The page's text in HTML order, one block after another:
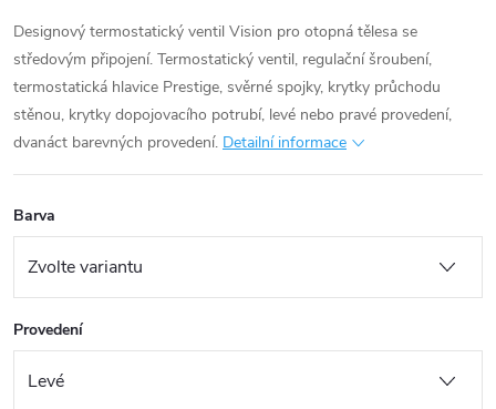
Designový termostatický ventil Vision pro otopná tělesa se
středovým připojení. Termostatický ventil, regulační šroubení,
termostatická hlavice Prestige, svěrné spojky, krytky průchodu
stěnou, krytky dopojovacího potrubí, levé nebo pravé provedení,
dvanáct barevných provedení. Detailní informace
Barva
Provedení